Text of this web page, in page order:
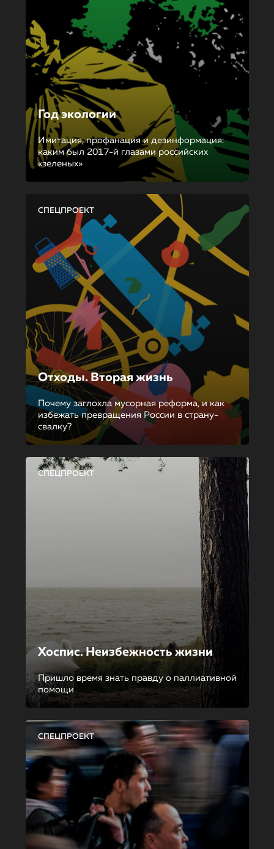
Год экологии
Имитация, профанация и дезинформация:
каким был 2017-й глазами российских
«зеленых»
СПЕЦПРОЕКТ
Отходы. Вторая жизнь
Почему заглохла мусорная реформа, и как
избежать превращения России в страну-
свалку?
СПЕЦПРОЕКТ
Хоспис. Неизбежность жизни
Пришло время знать правду о паллиативной
помощи
СПЕЦПРОЕКТ